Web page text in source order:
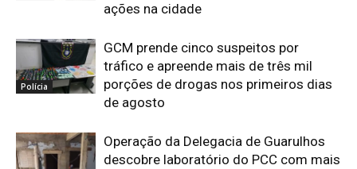
ações na cidade
Polícia
GCM prende cinco suspeitos por
tráfico e apreende mais de três mil
porções de drogas nos primeiros dias
de agosto
Operação da Delegacia de Guarulhos
descobre laboratório do PCC com mais